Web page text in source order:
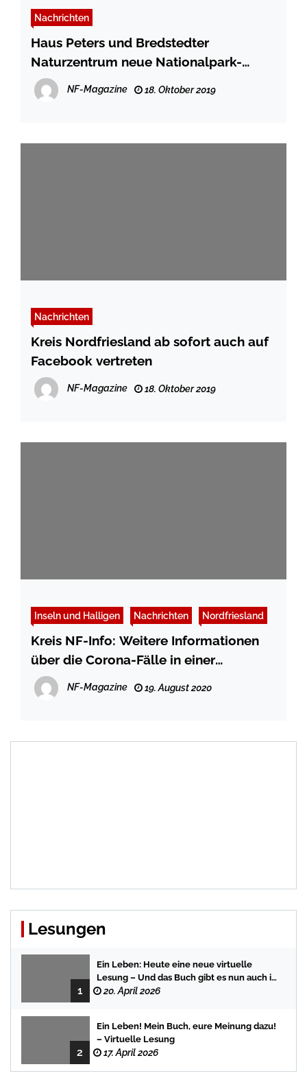
Nachrichten
Haus Peters und Bredstedter
Naturzentrum neue Nationalpark-
Partner
NF-Magazine 18. Oktober 2019
Nachrichten
Kreis Nordfriesland ab sofort auch auf
Facebook vertreten
NF-Magazine 18. Oktober 2019
Inseln und Halligen Nachrichten Nordfriesland
Kreis NF-Info: Weitere Informationen
über die Corona-Fälle in einer
NF-Magazine 19. August 2020
Lesungen
1
Ein Leben: Heute eine neue virtuelle
Lesung – Und das Buch gibt es nun auch in
der Bredstedter Stadtbuchhandlung
20. April 2026
2
Ein Leben! Mein Buch, eure Meinung dazu!
– Virtuelle Lesung
17. April 2026